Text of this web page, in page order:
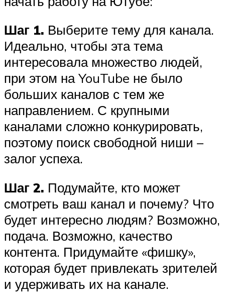
Шаг 1. Выберите тему для канала.
Идеально, чтобы эта тема
интересовала множество людей,
при этом на YouTube не было
больших каналов с тем же
направлением. С крупными
каналами сложно конкурировать,
поэтому поиск свободной ниши –
залог успеха.
Шаг 2. Подумайте, кто может
смотреть ваш канал и почему? Что
будет интересно людям? Возможно,
подача. Возможно, качество
контента. Придумайте «фишку»,
которая будет привлекать зрителей
и удерживать их на канале.